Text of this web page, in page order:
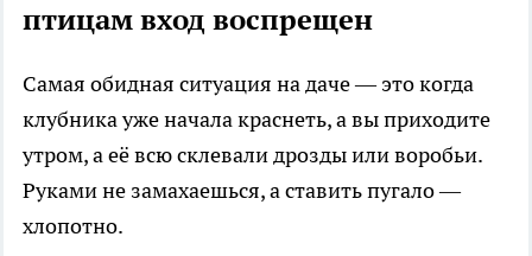
птицам вход воспрещен
Самая обидная ситуация на даче — это когда
клубника уже начала краснеть, а вы приходите
утром, а её всю склевали дрозды или воробьи.
Руками не замахаешься, а ставить пугало —
хлопотно.